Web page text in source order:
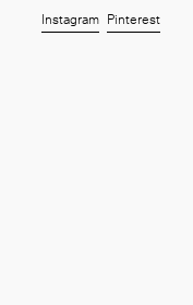
Instagram Pinterest